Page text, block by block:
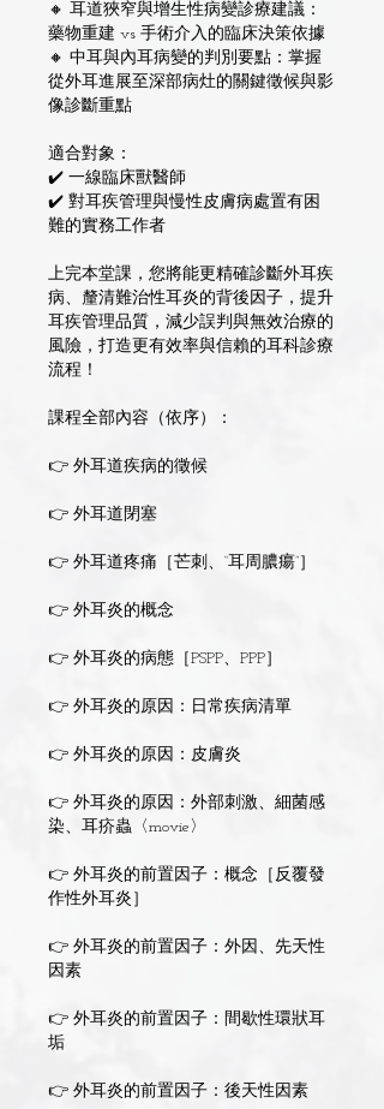
🔸 耳道狹窄與增生性病變診療建議：
藥物重建 vs 手術介入的臨床決策依據
🔸 中耳與內耳病變的判別要點：掌握
從外耳進展至深部病灶的關鍵徵候與影
像診斷重點
適合對象：
✔️ 一線臨床獸醫師
✔️ 對耳疾管理與慢性皮膚病處置有困
難的實務工作者
上完本堂課，您將能更精確診斷外耳疾
病、釐清難治性耳炎的背後因子，提升
耳疾管理品質，減少誤判與無效治療的
風險，打造更有效率與信賴的耳科診療
流程！
課程全部內容（依序）：
👉 外耳道疾病的徵候
👉 外耳道閉塞
👉 外耳道疼痛［芒刺、“耳周膿瘍”］
👉 外耳炎的概念
👉 外耳炎的病態［PSPP、PPP］
👉 外耳炎的原因：日常疾病清單
👉 外耳炎的原因：皮膚炎
👉 外耳炎的原因：外部刺激、細菌感
染、耳疥蟲〈movie〉
👉 外耳炎的前置因子：概念［反覆發
作性外耳炎］
👉 外耳炎的前置因子：外因、先天性
因素
👉 外耳炎的前置因子：間歇性環狀耳
垢
👉 外耳炎的前置因子：後天性因素